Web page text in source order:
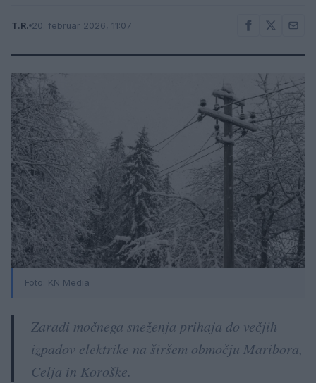
T.R. 20. februar 2026, 11:07
Foto: KN Media
Zaradi močnega sneženja prihaja do večjih
izpadov elektrike na širšem območju Maribora,
Celja in Koroške.